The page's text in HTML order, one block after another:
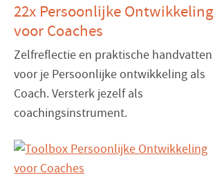
22x Persoonlijke Ontwikkeling
voor Coaches
Zelfreflectie en praktische handvatten
voor je Persoonlijke ontwikkeling als
Coach. Versterk jezelf als
coachingsinstrument.